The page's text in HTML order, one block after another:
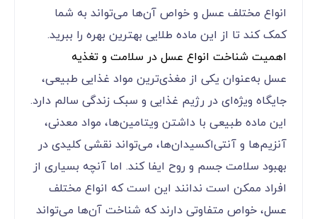
انواع مختلف عسل و خواص آن‌ها می‌تواند به شما
کمک کند تا از این ماده طلایی بهترین بهره را ببرید.
اهمیت شناخت انواع عسل در سلامت و تغذیه
عسل به‌عنوان یکی از مغذی‌ترین مواد غذایی طبیعی،
جایگاه ویژه‌ای در رژیم غذایی و سبک زندگی سالم دارد.
این ماده طبیعی با داشتن ویتامین‌ها، مواد معدنی،
آنزیم‌ها و آنتی‌اکسیدان‌ها، می‌تواند نقشی کلیدی در
بهبود سلامت جسم و روح ایفا کند. اما آنچه بسیاری از
افراد ممکن است ندانند این است که انواع مختلف
عسل، خواص متفاوتی دارند که شناخت آن‌ها می‌تواند